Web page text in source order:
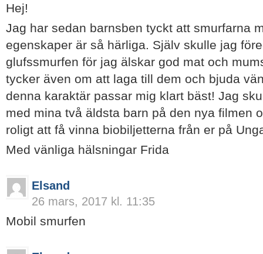
Hej!
Jag har sedan barnsben tyckt att smurfarna
egenskaper är så härliga. Själv skulle jag
glufssmurfen för jag älskar god mat och
tycker även om att laga till dem och bjuda
denna karaktär passar mig klart bäst! Jag
med mina två äldsta barn på den nya filmen
roligt att få vinna biobiljetterna från er på
Med vänliga hälsningar Frida
Elsand
26 mars, 2017 kl. 11:35
Mobil smurfen